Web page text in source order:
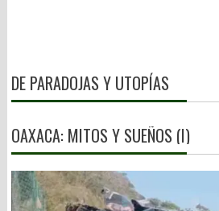
DE PARADOJAS Y UTOPÍAS
OAXACA: MITOS Y SUEÑOS (I)